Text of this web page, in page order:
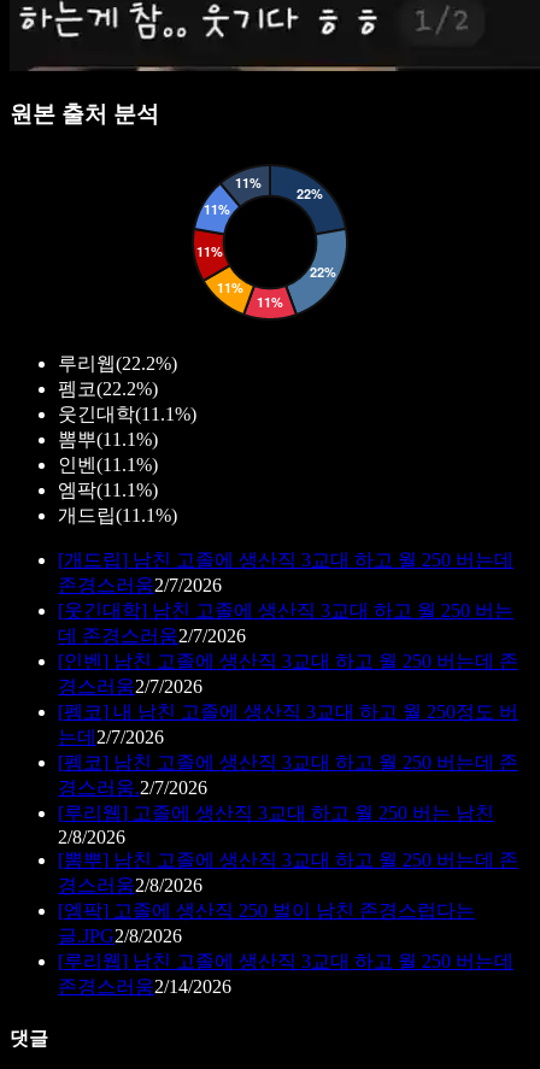
원본 출처 분석
루리웹(22.2%)
펨코(22.2%)
웃긴대학(11.1%)
뽐뿌(11.1%)
인벤 (11.1%)
엠팍(11.1%)
개드립(11.1%)
[개드립] 남친 고졸에 생산직 3교대 하고 월 250 버는데
존경스러움2/7/2026
[웃긴대학] 남친 고졸에 생산직 3교대 하고 월 250 버는
데 존경스러움2/7/2026
[인벤 ] 남친 고졸에 생산직 3교대 하고 월 250 버는데 존
경스러움2/7/2026
[펨코] 내 남친 고졸에 생산직 3교대 하고 월 250정도 버
는데 2/7/2026
[펨코] 남친 고졸에 생산직 3교대 하고 월 250 버는데 존
경스러움.2/7/2026
[루리웹] 고졸에 생산직 3교대 하고 월 250 버는 남친
2/8/2026
[뽐뿌] 남친 고졸에 생산직 3교대 하고 월 250 버는데 존
경스러움2/8/2026
[엠팍] 고졸에 생산직 250 벌이 남친 존경스럽다는
글.JPG2/8/2026
[루리웹] 남친 고졸에 생산직 3교대 하고 월 250 버는데
존경스러움2/14/2026
댓글